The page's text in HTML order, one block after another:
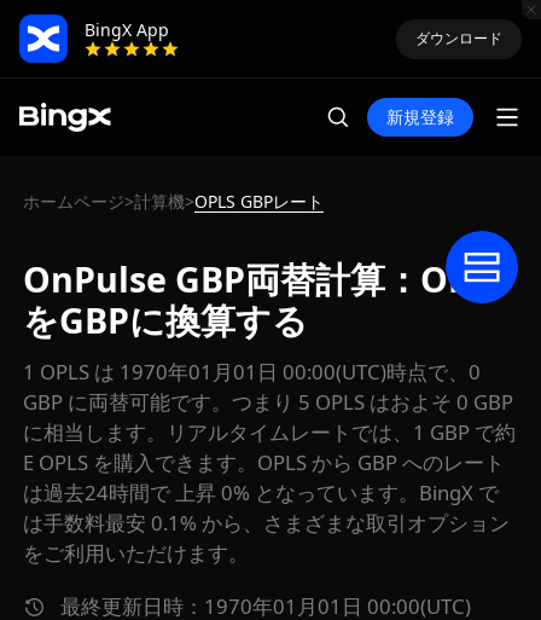
BingX App
ダウンロード
新規登録
ホームページ>計算機>OPLS GBPレート
OnPulse GBP両替計算：OPLS
をGBPに換算する
1 OPLS は 1970年01月01日 00:00(UTC)時点で、0
GBP に両替可能です。つまり 5 OPLS はおよそ 0 GBP
に相当します。リアルタイムレートでは、1 GBP で約
E OPLS を購入できます。OPLS から GBP へのレート
は過去24時間で 上昇 0% となっています。BingX で
は手数料最安 0.1% から、さまざまな取引オプション
をご利用いただけます。
最終更新日時：1970年01月01日 00:00(UTC)